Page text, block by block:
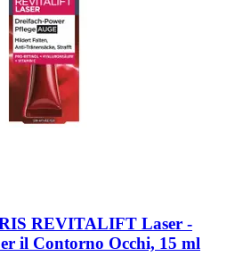
REVITALIFT Laser -​
il Contorno Occhi, 15 ml